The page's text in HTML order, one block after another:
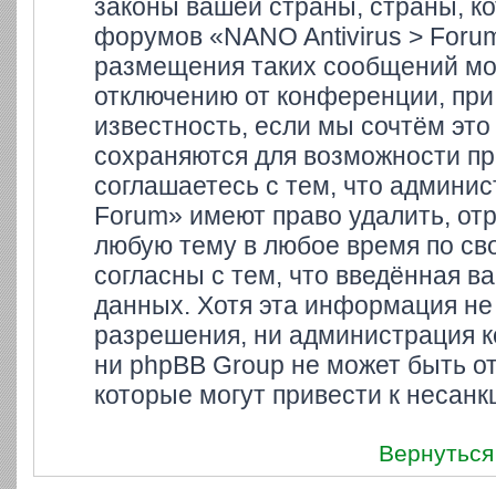
законы вашей страны, страны,
форумов «NANO Antivirus >
размещения таких сообщений
отключению от конференции,
известность, если мы сочтём
сохраняются для возможности
соглашаетесь с тем, что
Forum» имеют право удалить,
любую тему в любое время по
согласны с тем, что введённая
данных. Хотя эта информация
разрешения, ни администрация
ни phpBB Group не может быть
которые могут привести к